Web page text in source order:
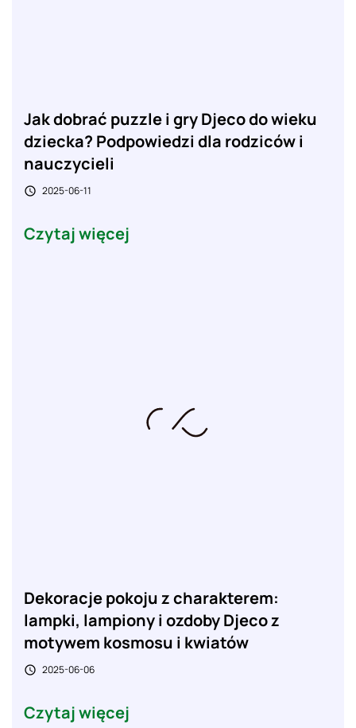
Jak dobrać puzzle i gry Djeco do wieku
dziecka? Podpowiedzi dla rodziców i
nauczycieli
 2025-06-11
Czytaj więcej
Dekoracje pokoju z charakterem:
lampki, lampiony i ozdoby Djeco z
motywem kosmosu i kwiatów
 2025-06-06
Czytaj więcej